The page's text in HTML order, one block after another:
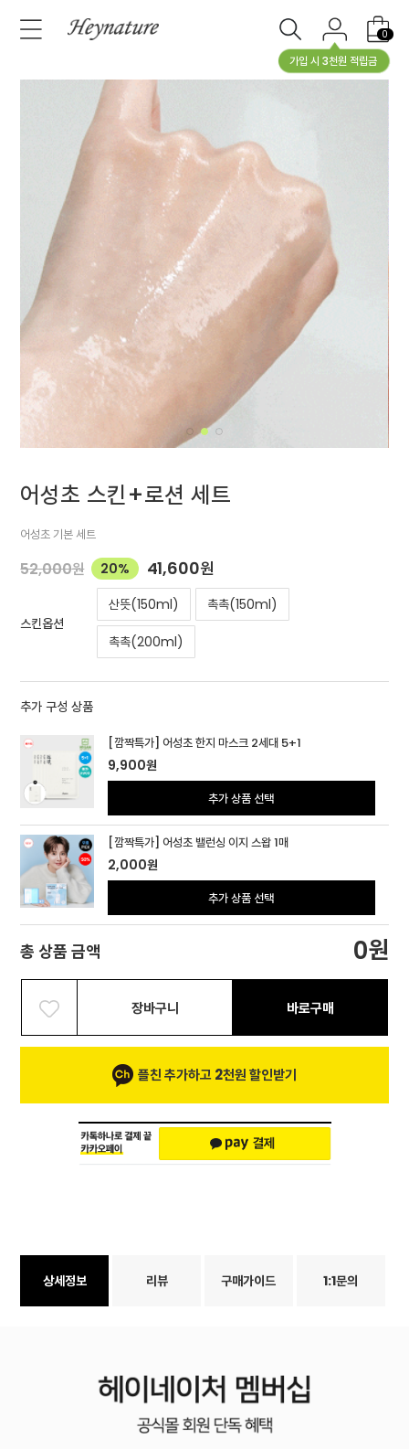
가입 시 3천원 적립금
0
어성초 스킨+로션 세트
어성초 기본 세트
52,000원 20% 41,600원
스킨옵션
산뜻(150ml) 촉촉(150ml)
촉촉(200ml)
추가 구성 상품
[깜짝특가] 어성초 한지 마스크 2세대 5+1
9,900원
추가 상품 선택
[깜짝특가] 어성초 밸런싱 이지 스왑 1매
2,000원
추가 상품 선택
총 상품 금액 0원
장바구니 바로구매
플친 추가하고 2천원 할인받기
상세정보 리뷰 구매가이드 1:1문의